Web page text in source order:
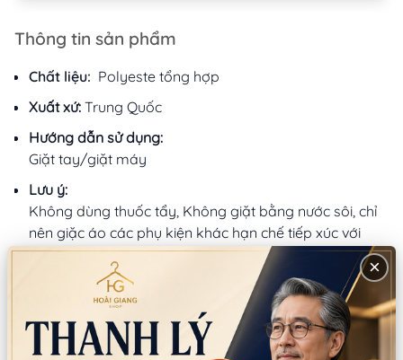
Thông tin sản phẩm
Chất liệu: Polyeste tổng hợp
Xuất xứ: Trung Quốc
Hướng dẫn sử dụng:
Giặt tay/giặt máy
Lưu ý:
Không dùng thuốc tẩy, Không giặt bằng nước sôi, chỉ
nên giặc áo các phụ kiện khác hạn chế tiếp xúc với
nước
Mô tả sản phẩm
Sản phẩm bao gồm:
×